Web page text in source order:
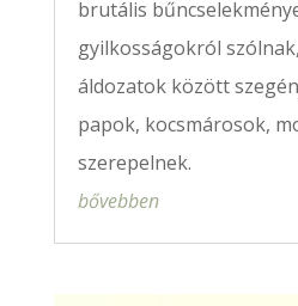
brutális
gyilkosságokról
áldozatok között
papok, kocsmárosok,
szerepelnek.
bővebben